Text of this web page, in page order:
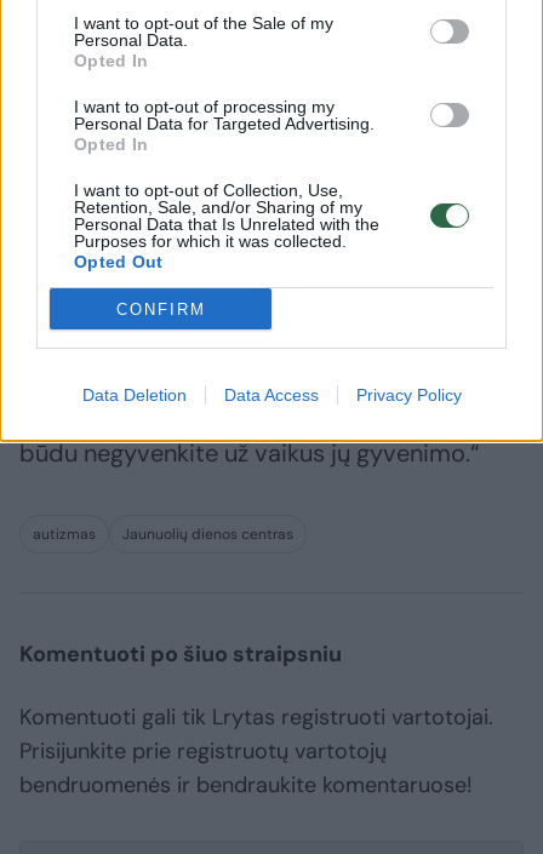
I want to opt-out of the Sale of my
Personal Data.
Opted In
I want to opt-out of processing my
Personal Data for Targeted Advertising.
Opted In
I want to opt-out of Collection, Use,
Retention, Sale, and/or Sharing of my
Personal Data that Is Unrelated with the
Purposes for which it was collected.
Opted Out
CONFIRM
Data Deletion Data Access Privacy Policy
medikų verdiktą savo vaikui: autizmo spektro
sutrikimas ar bet kurį kitą, linki nenuleisti
specialistais, kurie tikrai padės tas galias
surasti ir jas sustiprinti: „Ir dar vienas
patarimas – nebūti pernelyg globėjiškais,
neauti vaiko batais ar neužrišti jam batų
raištelių, jeigu jis sugeba tą padaryti pats,
nenešti jo krepšio, tiesiog nedaryti jam
meškos paslaugos, nes kitaip jis nesugebės
užaugti savarankišku bei nuo kitų žmonių
būdu negyvenkite už vaikus jų gyvenimo.“
autizmas Jaunuolių dienos centras
Komentuoti po šiuo straipsniu
Komentuoti gali tik Lrytas registruoti vartotojai.
Prisijunkite prie registruotų vartotojų
bendruomenės ir bendraukite komentaruose!